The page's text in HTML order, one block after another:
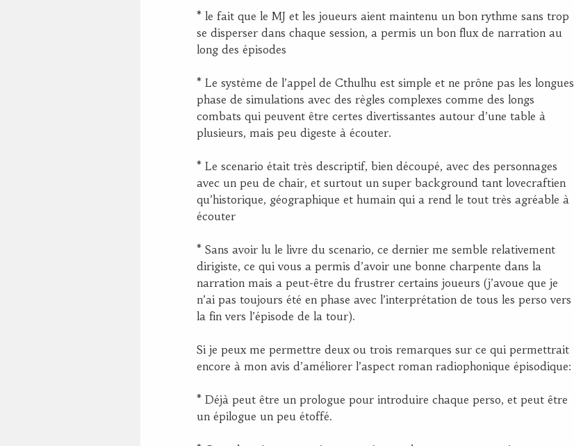
* le fait que le MJ et les joueurs aient maintenu un bon rythme sans trop
se disperser dans chaque session, a permis un bon flux de narration au
long des épisodes
* Le système de l’appel de Cthulhu est simple et ne prône pas les longues
phase de simulations avec des règles complexes comme des longs
combats qui peuvent être certes divertissantes autour d’une table à
plusieurs, mais peu digeste à écouter.
* Le scenario était très descriptif, bien découpé, avec des personnages
avec un peu de chair, et surtout un super background tant lovecraftien
qu’historique, géographique et humain qui a rend le tout très agréable à
écouter
* Sans avoir lu le livre du scenario, ce dernier me semble relativement
dirigiste, ce qui vous a permis d’avoir une bonne charpente dans la
narration mais a peut-être du frustrer certains joueurs (j’avoue que je
n’ai pas toujours été en phase avec l’interprétation de tous les perso vers
la fin vers l’épisode de la tour).
Si je peux me permettre deux ou trois remarques sur ce qui permettrait
encore à mon avis d’améliorer l’aspect roman radiophonique épisodique:
* Déjà peut être un prologue pour introduire chaque perso, et peut être
un épilogue un peu étoffé.